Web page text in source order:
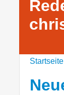
Startseite